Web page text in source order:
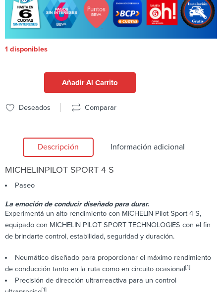
1 disponibles
Añadir Al Carrito
Deseados Comparar
Descripción Información adicional
MICHELINPILOT SPORT 4 S
Paseo
La emoción de conducir diseñado para durar.
Experimentá un alto rendimiento con MICHELIN Pilot Sport 4 S,
equipado con MICHELIN PILOT SPORT TECHNOLOGIES con el fin
de brindarte control, estabilidad, seguridad y duración.
Neumático diseñado para proporcionar el máximo rendimiento
de conducción tanto en la ruta como en circuito ocasional[1]
Precisión de dirección ultrarreactiva para un control
[1]